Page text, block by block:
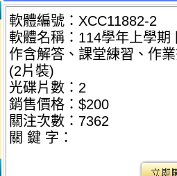
軟體編號：XCC11882-2
軟體名稱：114學年上學
作含解答、課堂練習、作
(2片裝)
光碟片數：2
銷售價格：$200
關注次數： 7362
關 鍵 字：